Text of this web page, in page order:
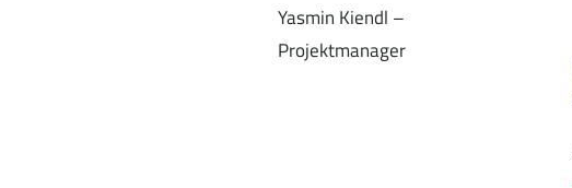
Yasmin Kiendl –
Projektmanager